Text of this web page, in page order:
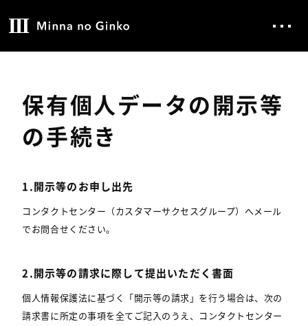
保有個人データの開示等
の手続き
1.開示等のお申し出先
コンタクトセンター（カスタマーサクセスグループ）へメール
でお問合せください。
2.開示等の請求に際して提出いただく書面
個人情報保護法に基づく「開示等の請求」を行う場合は、次の
請求書に所定の事項を全てご記入のうえ、コンタクトセンター